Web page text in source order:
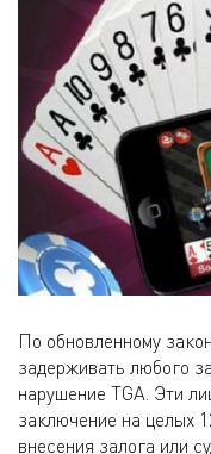
По обновленному
задерживать любого
нарушение TGA. Эти
заключение на целых
внесения залога или